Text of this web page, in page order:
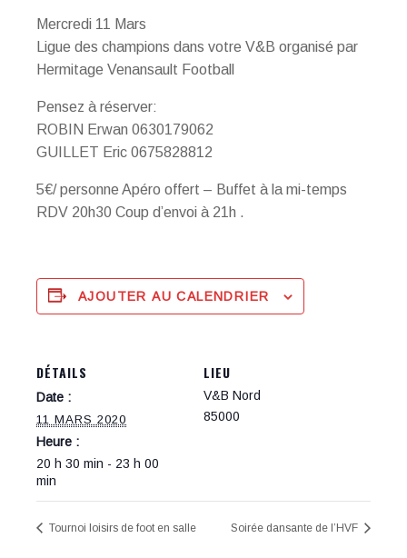
Mercredi 11 Mars
Ligue des champions dans votre V&B organisé par
Hermitage Venansault Football
Pensez à réserver:
ROBIN Erwan 0630179062
GUILLET Eric 0675828812
5€/ personne Apéro offert – Buffet à la mi-temps
RDV 20h30 Coup d’envoi à 21h .
AJOUTER AU CALENDRIER
DÉTAILS
Date :
11 MARS 2020
Heure :
20 h 30 min - 23 h 00
min
LIEU
V&B Nord
85000
Tournoi loisirs de foot en salle Soirée dansante de l’HVF